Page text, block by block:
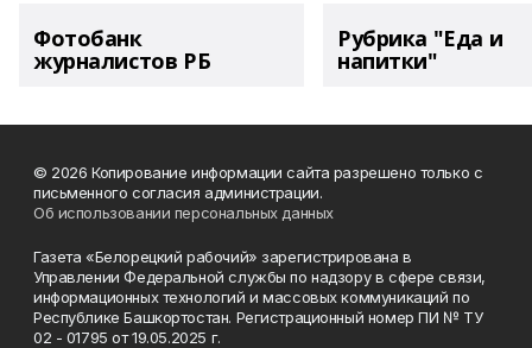
Фотобанк
журналистов РБ
Рубрика "Еда и
напитки"
© 2026 Копирование информации сайта разрешено только с
письменного согласия администрации.
Об использовании персональных данных
Газета «Белорецкий рабочий» зарегистрирована в
Управлении Федеральной службы по надзору в сфере связи,
информационных технологий и массовых коммуникаций по
Республике Башкортостан. Регистрационный номер ПИ № ТУ
02 - 01795 от 19.05.2025 г.